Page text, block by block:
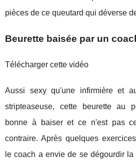
pièces de ce queutard qui déverse
Beurette baisée par un
Télécharger cette vidéo
Aussi sexy qu'une infirmière et
stripteaseuse, cette beurette au
bonne à baiser et ce n'est pas
contraire. Après quelques
le coach a envie de se dégourdir